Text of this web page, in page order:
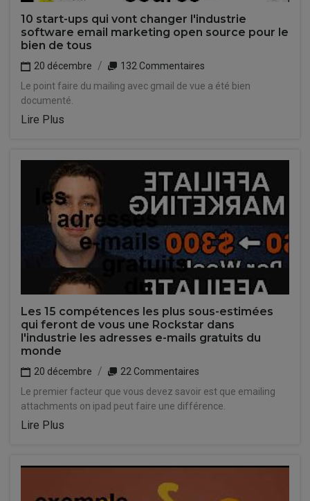
10 start-ups qui vont changer l'industrie
software email marketing open source pour le
bien de tous
20 décembre
132 Commentaires
Le point faire du mailing avec gmail de vue a été bien
documenté.
Lire Plus
Les 15 compétences les plus sous-estimées
qui feront de vous une Rockstar dans
l'industrie les adresses e-mails gratuits du
monde
20 décembre
22 Commentaires
Le premier facteur que vous devez savoir est que emailing
attachments on ipad peut faire une différence.
Lire Plus